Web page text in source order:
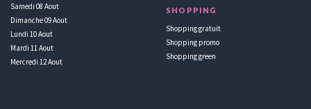
Samedi 08 Aout
Dimanche 09 Aout
Lundi 10 Aout
Mardi 11 Aout
Mercredi 12 Aout
SHOPPING
Shopping gratuit
Shopping promo
Shopping green